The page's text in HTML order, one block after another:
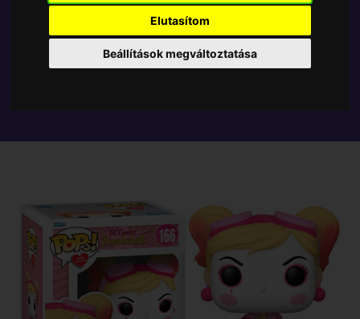
Elutasítom
Beállítások megváltoztatása